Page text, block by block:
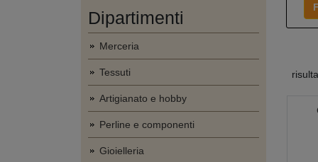
Dipartimenti
Merceria
Tessuti
Artigianato e hobby
Perline e componenti
Gioielleria